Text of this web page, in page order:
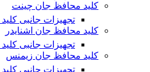
کلید محافظ جان چینت
تجهیزات جانبی
کلید محافظ جان اشنایدر
تجهیزات جانبی
کلید محافظ جان زیمنس
تجهیزات جانبی